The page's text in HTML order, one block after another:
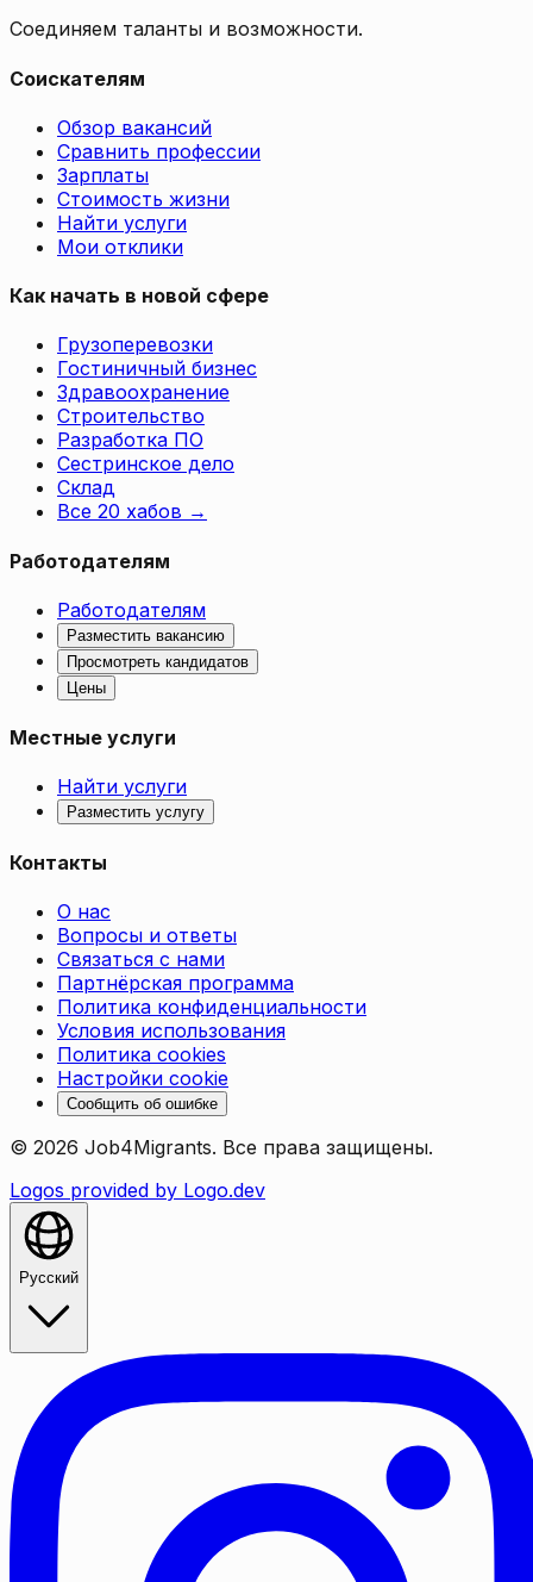
Соединяем таланты и возможности.
Соискателям
Обзор вакансий
Сравнить профессии
Зарплаты
Стоимость жизни
Найти услуги
Мои отклики
Как начать в новой сфере
Грузоперевозки
Гостиничный бизнес
Здравоохранение
Строительство
Разработка ПО
Сестринское дело
Склад
Все 20 хабов →
Работодателям
Работодателям
Разместить вакансию
Просмотреть кандидатов
Цены
Местные услуги
Найти услуги
Разместить услугу
Контакты
О нас
Вопросы и ответы
Связаться с нами
Партнёрская программа
Политика конфиденциальности
Условия использования
Политика cookies
Настройки cookie
Сообщить об ошибке
© 2026 Job4Migrants. Все права защищены.
Logos provided by Logo.dev
Русский